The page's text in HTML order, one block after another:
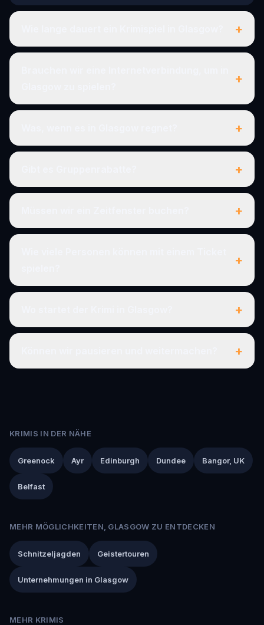
+
+
+
+
+
+
+
+
KRIMIS IN DER NÄHE
Greenock Ayr Edinburgh Dundee Bangor, UK
Belfast
MEHR MÖGLICHKEITEN, GLASGOW ZU ENTDECKEN
Schnitzeljagden Geistertouren
Unternehmungen in Glasgow
MEHR KRIMIS